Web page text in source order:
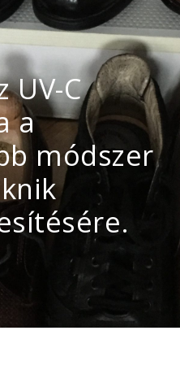
UV-C
a
módszer